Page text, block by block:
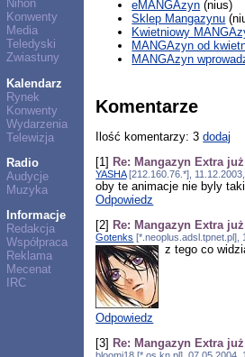
Nihon
Konwenty
Media
Teledyski
Zwiastuny
Kalendarz
Rynek
Konwenty
Wydarzenia
Telewizja
Radio
Audycje
Muzyka
Informacje
Redakcja
Współpraca
Reklama
Mecenat
IRC
eMANGAzyn (nius)
Sklep Mangazynu
Kwietniowy
MANGAzyn od
MANGAzyn
Komentarze
Ilość komentarzy: 3dodaj
[1] Re: Mangazyn Extra
YASHA[212.160.76.*],
oby te animacje nie byly
Odpowiedz
[2] Re: Mangazyn Extra
Gotenks
z tego co
Odpowiedz
[3] Re: Mangazyn Extra